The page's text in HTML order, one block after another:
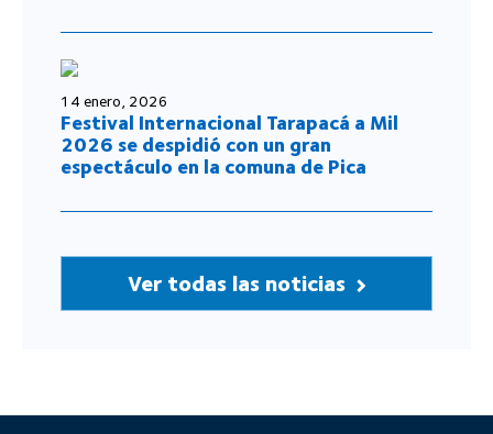
14 enero, 2026
Festival Internacional Tarapacá a Mil
2026 se despidió con un gran
espectáculo en la comuna de Pica
Ver todas las noticias